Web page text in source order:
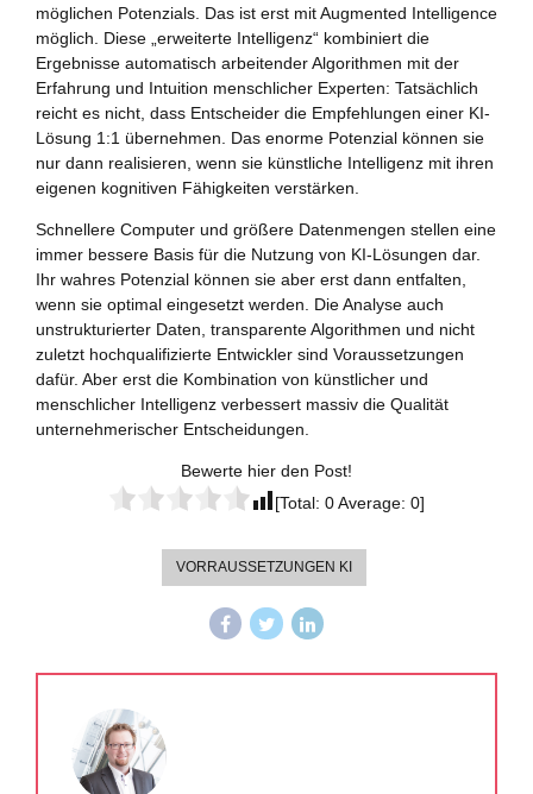
möglichen Potenzials. Das ist erst mit Augmented Intelligence
möglich. Diese „erweiterte Intelligenz“ kombiniert die
Ergebnisse automatisch arbeitender Algorithmen mit der
Erfahrung und Intuition menschlicher Experten: Tatsächlich
reicht es nicht, dass Entscheider die Empfehlungen einer KI-
Lösung 1:1 übernehmen. Das enorme Potenzial können sie
nur dann realisieren, wenn sie künstliche Intelligenz mit ihren
eigenen kognitiven Fähigkeiten verstärken.
Schnellere Computer und größere Datenmengen stellen eine
immer bessere Basis für die Nutzung von KI-Lösungen dar.
Ihr wahres Potenzial können sie aber erst dann entfalten,
wenn sie optimal eingesetzt werden. Die Analyse auch
unstrukturierter Daten, transparente Algorithmen und nicht
zuletzt hochqualifizierte Entwickler sind Voraussetzungen
dafür. Aber erst die Kombination von künstlicher und
menschlicher Intelligenz verbessert massiv die Qualität
unternehmerischer Entscheidungen.
Bewerte hier den Post!
[Total: 0Average: 0]
VORRAUSSETZUNGEN KI